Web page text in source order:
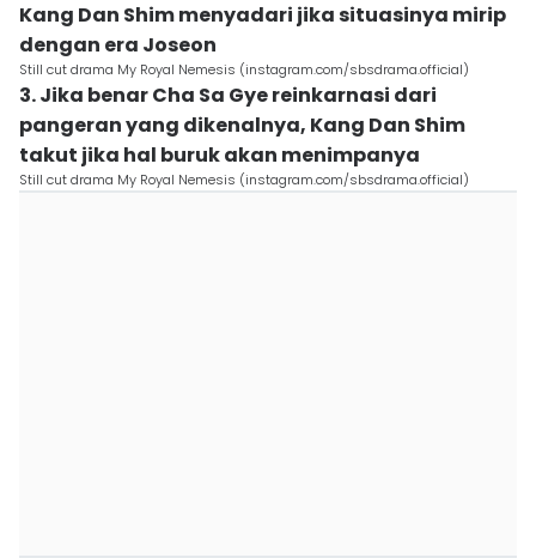
Kang Dan Shim menyadari jika situasinya mirip
dengan era Joseon
Still cut drama My Royal Nemesis (instagram.com/sbsdrama.official)
3. Jika benar Cha Sa Gye reinkarnasi dari
pangeran yang dikenalnya, Kang Dan Shim
takut jika hal buruk akan menimpanya
Still cut drama My Royal Nemesis (instagram.com/sbsdrama.official)